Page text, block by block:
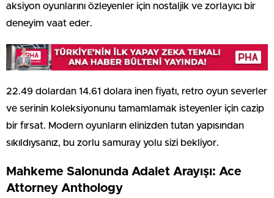
aksiyon oyunlarını özleyenler için nostaljik ve zorlayıcı bir
deneyim vaat eder.
22.49 dolardan 14.61 dolara inen fiyatı, retro oyun severler
ve serinin koleksiyonunu tamamlamak isteyenler için cazip
bir fırsat. Modern oyunların elinizden tutan yapısından
sıkıldıysanız, bu zorlu samuray yolu sizi bekliyor.
Mahkeme Salonunda Adalet Arayışı: Ace
Attorney Anthology